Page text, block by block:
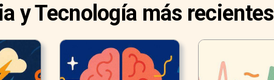
y Tecnología más recientes